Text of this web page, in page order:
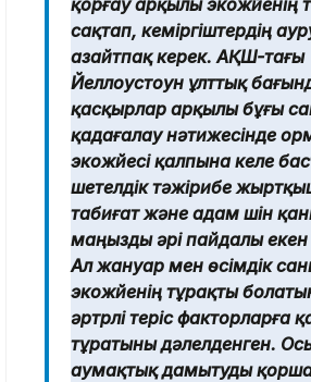
сақтап, кеміргіштердің
азайтпақ керек. АҚШ-тағы
Йеллоустоун ұлттық
қасқырлар арқылы бұғы
қадағалау нәтижесінде
экожүйесі қалпына келе
шетелдік тәжірибе
табиғат және адам үшін
маңызды әрі пайдалы екен
Ал жануар мен өсімдік
экожүйенің тұрақты
әртүрлі теріс факторларға
тұратыны дәлелденген.
аумақтық дамытуды